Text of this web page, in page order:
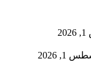
1, 2026